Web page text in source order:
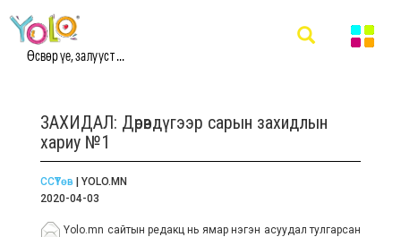
Өсвөр үе, залууст ...
ЗАХИДАЛ: Дөрөвдүгээр сарын захидлын
хариу №1
ССҮТөв | YOLO.MN
2020-04-03
Yolo.mn сайтын редакц нь ямар нэгэн асуудал тулгарсан